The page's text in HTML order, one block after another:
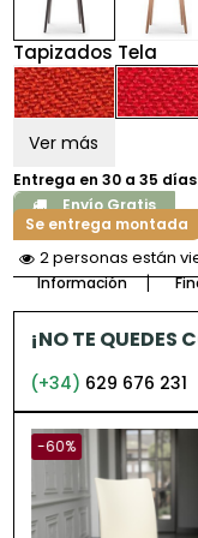
Tapizados Tela
Ver más
Entrega en 30 a 35
Envío Gratis
Se entrega montada
2 personas están
Información
¡NO TE QUEDES
(+34) 629 676 231
-60%